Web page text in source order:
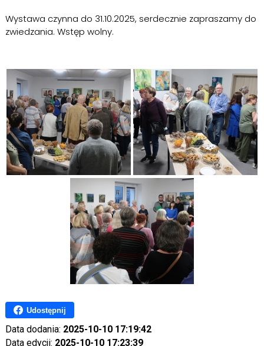
Wystawa czynna do 31.10.2025, serdecznie zapraszamy do
zwiedzania. Wstęp wolny.
Udostępnij
Data dodania: 2025-10-10 17:19:42
Data edycji: 2025-10-10 17:23:39